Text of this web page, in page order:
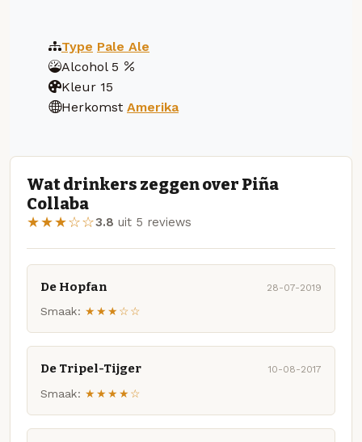
Type Pale Ale
Alcohol 5
Kleur 15
Herkomst Amerika
Wat drinkers zeggen over Piña
Collaba
★★★☆☆3.8 uit 5 reviews
De Hopfan 28-07-2019
Smaak: ★★★☆☆
De Tripel-Tijger 10-08-2017
Smaak: ★★★★☆